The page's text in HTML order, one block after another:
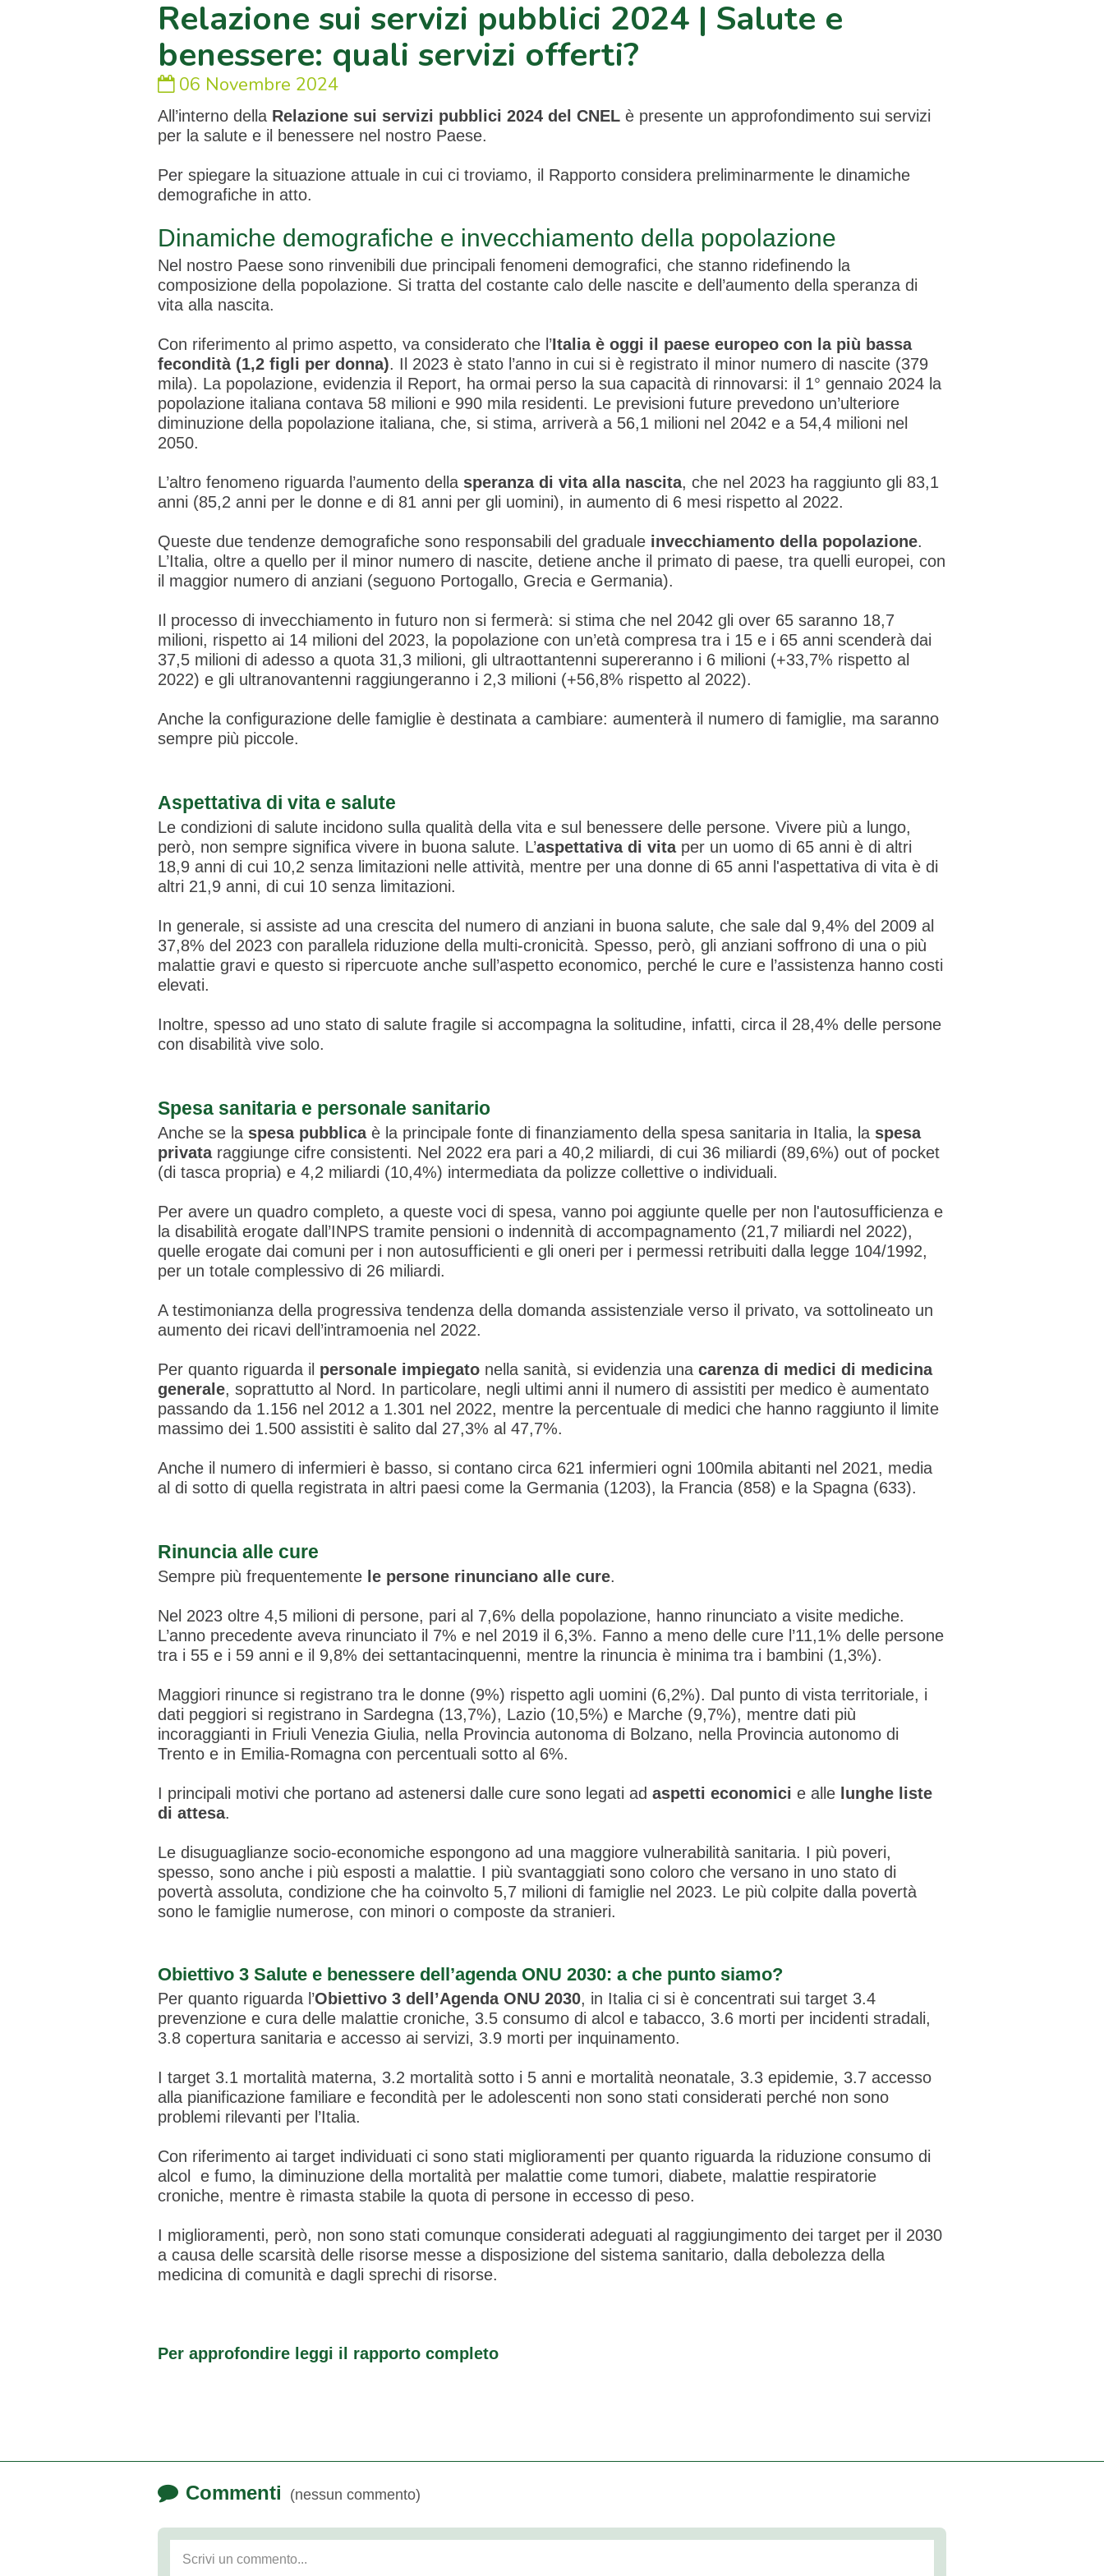
Relazione sui servizi pubblici 2024 | Salute e
benessere: quali servizi offerti?
06 Novembre 2024
All’interno della Relazione sui servizi pubblici 2024 del CNEL è presente un approfondimento sui servizi
per la salute e il benessere nel nostro Paese.
Per spiegare la situazione attuale in cui ci troviamo, il Rapporto considera preliminarmente le dinamiche
demografiche in atto.
Dinamiche demografiche e invecchiamento della popolazione
Nel nostro Paese sono rinvenibili due principali fenomeni demografici, che stanno ridefinendo la
composizione della popolazione. Si tratta del costante calo delle nascite e dell’aumento della speranza di
vita alla nascita.
Con riferimento al primo aspetto, va considerato che l’Italia è oggi il paese europeo con la più bassa
fecondità (1,2 figli per donna). Il 2023 è stato l’anno in cui si è registrato il minor numero di nascite (379
mila). La popolazione, evidenzia il Report, ha ormai perso la sua capacità di rinnovarsi: il 1° gennaio 2024 la
popolazione italiana contava 58 milioni e 990 mila residenti. Le previsioni future prevedono un’ulteriore
diminuzione della popolazione italiana, che, si stima, arriverà a 56,1 milioni nel 2042 e a 54,4 milioni nel
2050.
L’altro fenomeno riguarda l’aumento della speranza di vita alla nascita, che nel 2023 ha raggiunto gli 83,1
anni (85,2 anni per le donne e di 81 anni per gli uomini), in aumento di 6 mesi rispetto al 2022.
Queste due tendenze demografiche sono responsabili del graduale invecchiamento della popolazione.
L’Italia, oltre a quello per il minor numero di nascite, detiene anche il primato di paese, tra quelli europei, con
il maggior numero di anziani (seguono Portogallo, Grecia e Germania).
Il processo di invecchiamento in futuro non si fermerà: si stima che nel 2042 gli over 65 saranno 18,7
milioni, rispetto ai 14 milioni del 2023, la popolazione con un’età compresa tra i 15 e i 65 anni scenderà dai
37,5 milioni di adesso a quota 31,3 milioni, gli ultraottantenni supereranno i 6 milioni (+33,7% rispetto al
2022) e gli ultranovantenni raggiungeranno i 2,3 milioni (+56,8% rispetto al 2022).
Anche la configurazione delle famiglie è destinata a cambiare: aumenterà il numero di famiglie, ma saranno
sempre più piccole.
Aspettativa di vita e salute
Le condizioni di salute incidono sulla qualità della vita e sul benessere delle persone. Vivere più a lungo,
però, non sempre significa vivere in buona salute. L’aspettativa di vita per un uomo di 65 anni è di altri
18,9 anni di cui 10,2 senza limitazioni nelle attività, mentre per una donne di 65 anni l'aspettativa di vita è di
altri 21,9 anni, di cui 10 senza limitazioni.
In generale, si assiste ad una crescita del numero di anziani in buona salute, che sale dal 9,4% del 2009 al
37,8% del 2023 con parallela riduzione della multi-cronicità. Spesso, però, gli anziani soffrono di una o più
malattie gravi e questo si ripercuote anche sull’aspetto economico, perché le cure e l’assistenza hanno costi
elevati.
Inoltre, spesso ad uno stato di salute fragile si accompagna la solitudine, infatti, circa il 28,4% delle persone
con disabilità vive solo.
Spesa sanitaria e personale sanitario
Anche se la spesa pubblicaè la principale fonte di finanziamento della spesa sanitaria in Italia, la spesa
privata raggiunge cifre consistenti. Nel 2022 era pari a 40,2 miliardi, di cui 36 miliardi (89,6%) out of pocket
(di tasca propria) e 4,2 miliardi (10,4%) intermediata da polizze collettive o individuali.
Per avere un quadro completo, a queste voci di spesa, vanno poi aggiunte quelle per non l'autosufficienza e
la disabilità erogate dall’INPS tramite pensioni o indennità di accompagnamento (21,7 miliardi nel 2022),
quelle erogate dai comuni per i non autosufficienti e gli oneri per i permessi retribuiti dalla legge 104/1992,
per un totale complessivo di 26 miliardi.
A testimonianza della progressiva tendenza della domanda assistenziale verso il privato, va sottolineato un
aumento dei ricavi dell’intramoenia nel 2022.
Per quanto riguarda il personale impiegato nella sanità, si evidenzia una carenza di medici di medicina
generale, soprattutto al Nord. In particolare, negli ultimi anni il numero di assistiti per medico è aumentato
passando da 1.156 nel 2012 a 1.301 nel 2022, mentre la percentuale di medici che hanno raggiunto il limite
massimo dei 1.500 assistiti è salito dal 27,3% al 47,7%.
Anche il numero di infermieri è basso, si contano circa 621 infermieri ogni 100mila abitanti nel 2021, media
al di sotto di quella registrata in altri paesi come la Germania (1203), la Francia (858) e la Spagna (633).
Rinuncia alle cure
Sempre più frequentemente le persone rinunciano alle cure.
Nel 2023 oltre 4,5 milioni di persone, pari al 7,6% della popolazione, hanno rinunciato a visite mediche.
L’anno precedente aveva rinunciato il 7% e nel 2019 il 6,3%. Fanno a meno delle cure l’11,1% delle persone
tra i 55 e i 59 anni e il 9,8% dei settantacinquenni, mentre la rinuncia è minima tra i bambini (1,3%).
Maggiori rinunce si registrano tra le donne (9%) rispetto agli uomini (6,2%). Dal punto di vista territoriale, i
dati peggiori si registrano in Sardegna (13,7%), Lazio (10,5%) e Marche (9,7%), mentre dati più
incoraggianti in Friuli Venezia Giulia, nella Provincia autonoma di Bolzano, nella Provincia autonomo di
Trento e in Emilia-Romagna con percentuali sotto al 6%.
I principali motivi che portano ad astenersi dalle cure sono legati ad aspetti economici e alle lunghe liste
di attesa.
Le disuguaglianze socio-economiche espongono ad una maggiore vulnerabilità sanitaria. I più poveri,
spesso, sono anche i più esposti a malattie. I più svantaggiati sono coloro che versano in uno stato di
povertà assoluta, condizione che ha coinvolto 5,7 milioni di famiglie nel 2023. Le più colpite dalla povertà
sono le famiglie numerose, con minori o composte da stranieri.
Obiettivo 3 Salute e benessere dell’agenda ONU 2030: a che punto siamo?
Per quanto riguarda l’Obiettivo 3 dell’Agenda ONU 2030, in Italia ci si è concentrati sui target 3.4
prevenzione e cura delle malattie croniche, 3.5 consumo di alcol e tabacco, 3.6 morti per incidenti stradali,
3.8 copertura sanitaria e accesso ai servizi, 3.9 morti per inquinamento.
I target 3.1 mortalità materna, 3.2 mortalità sotto i 5 anni e mortalità neonatale, 3.3 epidemie, 3.7 accesso
alla pianificazione familiare e fecondità per le adolescenti non sono stati considerati perché non sono
problemi rilevanti per l’Italia.
Con riferimento ai target individuati ci sono stati miglioramenti per quanto riguarda la riduzione consumo di
alcol e fumo, la diminuzione della mortalità per malattie come tumori, diabete, malattie respiratorie
croniche, mentre è rimasta stabile la quota di persone in eccesso di peso.
I miglioramenti, però, non sono stati comunque considerati adeguati al raggiungimento dei target per il 2030
a causa delle scarsità delle risorse messe a disposizione del sistema sanitario, dalla debolezza della
medicina di comunità e dagli sprechi di risorse.
Per approfondire leggi il rapporto completo
Commenti (nessun commento)